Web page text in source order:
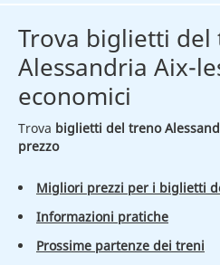
Trova biglietti del
Alessandria Aix-
economici
Trova biglietti del treno
prezzo
Migliori prezzi per i biglietti
Informazioni pratiche
Prossime partenze dei treni